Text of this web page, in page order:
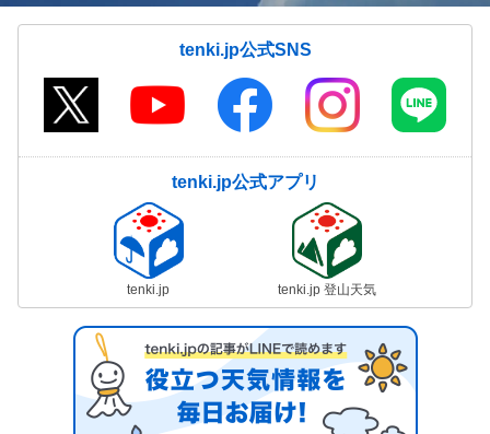
tenki.jp公式SNS
tenki.jp公式アプリ
tenki.jp tenki.jp 登山天気